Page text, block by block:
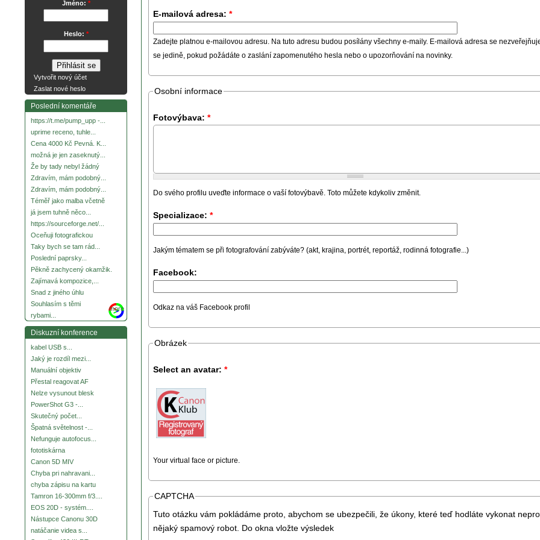
Jméno: *
Heslo: *
Vytvořit nový účet
Zaslat nové heslo
Poslední komentáře
https://t.me/pump_upp -...
uprime receno, tuhle...
Cena 4000 Kč Pevná. K...
možná je jen zaseknutý...
Že by tady nebyl žádný
Zdravím, mám podobný...
Zdravím, mám podobný...
Téměř jako malba včetně
já jsem tuhně něco...
https://sourceforge.net/...
Oceňuji fotografickou
Taky bych se tam rád...
Poslední paprsky...
Pěkně zachycený okamžik.
Zajímavá kompozice,...
Snad z jiného úhlu
Souhlasím s těmi
rybami...
more
Diskuzní konference
kabel USB s...
Jaký je rozdíl mezi...
Manuální objektiv
Přestal reagovat AF
Nelze vysunout blesk
PowerShot G3 -...
Skutečný počet...
Špatná světelnost -...
Nefunguje autofocus...
fototiskárna
Canon 5D MIV
Chyba pri nahravani...
chyba zápisu na kartu
Tamron 16-300mm f/3....
EOS 20D - systém....
Nástupce Canonu 30D
natáčanie videa s...
E-mailová adresa: *
Zadejte platnou e-mailovou adresu. Na tuto adresu budou posílány všechny e-maily. E-mailová adresa se
se jedině, pokud požádáte o zaslání zapomenutého hesla nebo o upozorňování na novinky.
Osobní informace
Fotovýbava: *
Do svého profilu uveďte informace o vaší fotovýbavě. Toto můžete kdykoliv změnit.
Specializace: *
Jakým tématem se při fotografování zabýváte? (akt, krajina, portrét, reportáž, rodinná fotografie...)
Facebook:
Odkaz na váš Facebook profil
Obrázek
Select an avatar: *
Your virtual face or picture.
CAPTCHA
Tuto otázku vám pokládáme proto, abychom se ubezpečili, že úkony, které teď hodláte vykonat
nějaký spamový robot. Do okna vložte výsledek